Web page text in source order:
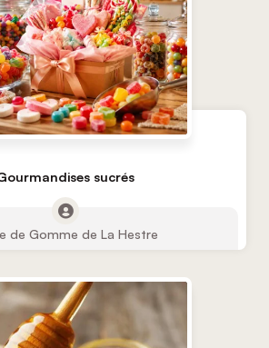
sucrés
de Gomme de La Hestre